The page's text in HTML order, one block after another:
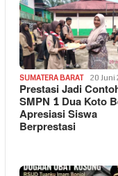
SUMATERA BARAT 20 Juni
Prestasi Jadi
SMPN 1 Dua Koto
Apresiasi Siswa
Berprestasi